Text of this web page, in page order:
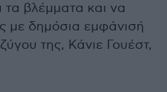
τα βλέμματα και να
με δημόσια εμφάνισή
της, Κάνιε Γουέστ,